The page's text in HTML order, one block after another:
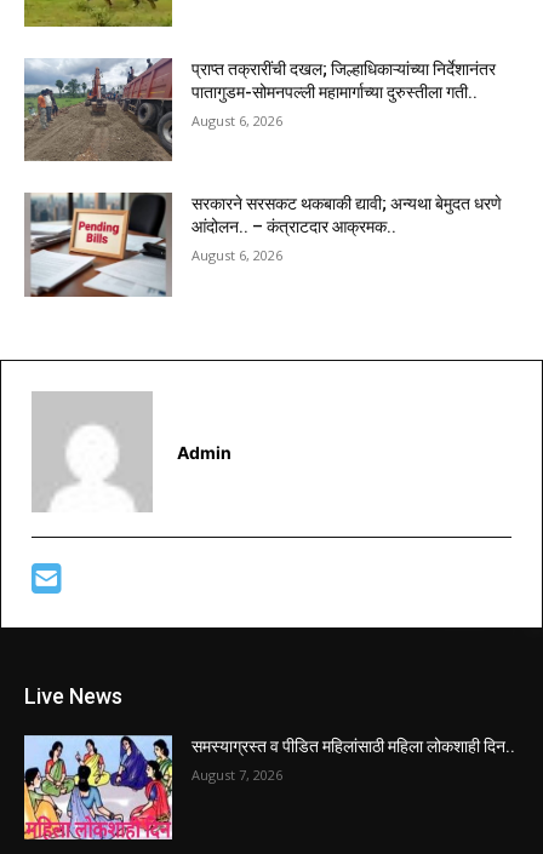
प्राप्त तक्रारींची दखल; जिल्हाधिकाऱ्यांच्या निर्देशानंतर
पातागुडम-सोमनपल्ली महामार्गाच्या दुरुस्तीला गती..
August 6, 2026
सरकारने सरसकट थकबाकी द्यावी; अन्यथा बेमुदत धरणे
आंदोलन.. – कंत्राटदार आक्रमक..
August 6, 2026
Admin
Live News
समस्याग्रस्त व पीडित महिलांसाठी महिला लोकशाही दिन..
August 7, 2026